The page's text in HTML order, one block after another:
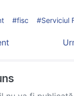
fisc Serviciul